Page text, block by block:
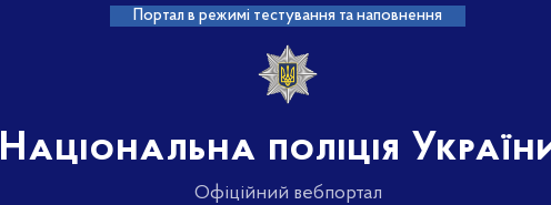
Портал в режимі тестування та наповнення
Національна поліція
Офіційний вебпортал